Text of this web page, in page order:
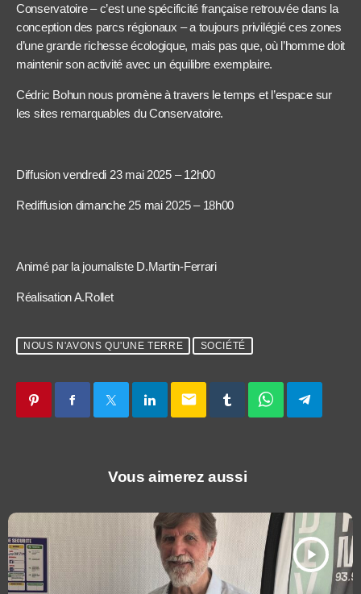
Conservatoire – c’est une spécificité française retrouvée dans la
conception des parcs régionaux – a toujours privilégié ces zones
d’une grande richesse écologique, mais pas que, où l’homme doit
maintenir son activité avec un équilibre exemplaire.
Cédric Bohun nous promène à travers le temps et l’espace sur
les sites remarquables du Conservatoire.
Diffusion vendredi 23 mai 2025 – 12h00
Rediffusion dimanche 25 mai 2025 – 18h00
Animé par la journaliste D.Martin-Ferrari
Réalisation A.Rollet
NOUS N'AVONS QU'UNE TERRE SOCIÉTÉ
email
Vous aimerez aussi
play_arrow